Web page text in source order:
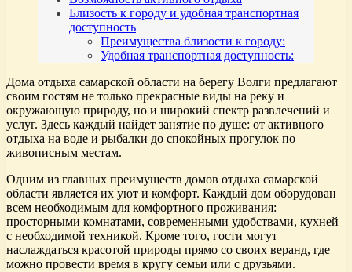
Близость к городу и удобная транспортная
доступность
Преимущества близости к городу:
Удобная транспортная доступность:
Дома отдыха самарской области на берегу Волги предлагают
своим гостям не только прекрасные виды на реку и
окружающую природу, но и широкий спектр развлечений и
услуг. Здесь каждый найдет занятие по душе: от активного
отдыха на воде и рыбалки до спокойных прогулок по
живописным местам.
Одним из главных преимуществ домов отдыха самарской
области является их уют и комфорт. Каждый дом оборудован
всем необходимым для комфортного проживания:
просторными комнатами, современными удобствами, кухней
с необходимой техникой. Кроме того, гости могут
наслаждаться красотой природы прямо со своих веранд, где
можно провести время в кругу семьи или с друзьями.